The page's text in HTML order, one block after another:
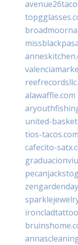
alawaffle.com
united-
tios-tacos.com
cafecito-